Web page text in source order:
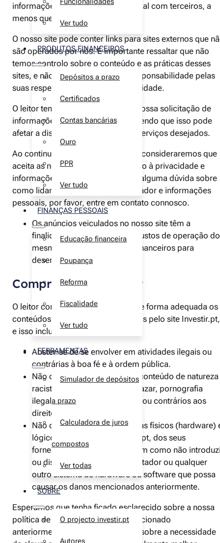
Ver tudo
PRODUTOS FINANCEIROS
Depósitos a prazo
Certificados
Contas bancárias
Ouro
PPR
Ver tudo
FINANÇAS PESSOAIS
Educação financeira
Poupança
Reforma
Fiscalidade
Ver tudo
FERRAMENTAS
Simulador de depósitos
a prazo
Calculadora de juros
compostos
Ver todas
SOBRE
O projecto investir.pt
Autores
informações de identificação pessoal com terceiros, a
menos que seja exigido por lei.
O nosso site pode conter links para sites externos que
são operados por nós. É importante ressaltar que não
temos controlo sobre o conteúdo e as práticas desses
sites, e não podemos assumir a responsabilidade pelas
suas respectivas políticas de privacidade.
O leitor tem o direito de recusar a nossa solicitação de
informações pessoais, compreendendo que isso pode
afetar a disponibilidade de alguns serviços desejados.
Ao continuar a utilizar o nosso site, consideraremos que
aceita as nossas práticas em relação à privacidade e
informações pessoais. Caso tenha alguma dúvida sobre
como lidamos com dados do utilizador e informações
pessoais, por favor, entre em contato connosco.
Os anúncios veiculados no nosso site têm a
finalidade de compensar os custos de operação do
mesmo e fornecer recursos financeiros para
desenvolvimentos futuros.
Compromisso do leitor
O leitor compromete-se a utilizar de forma adequada os
conteúdos e informações fornecidos pelo site Investir.pt,
e isso inclui, mas não se limita a:
Abster-se de se envolver em atividades ilegais ou
contrárias à boa fé e à ordem pública.
Não divulgar propaganda ou conteúdo de natureza
racista, xenofóbica, jogos de azar, pornografia
ilegal, apologia ao terrorismo ou contrários aos
direitos humanos.
Não causar danos aos sistemas físicos (hardware)
lógicos (software) do Investir.pt, dos seus
fornecedores ou terceiros, bem como não
ou disseminar vírus de computador ou qualquer
outro sistema de hardware ou software que possa
causar os danos mencionados anteriormente.
Esperamos que tenha ficado esclarecido sobre a nossa
política de privacidade. Como mencionado
anteriormente, caso tenha dúvidas sobre a necessidade